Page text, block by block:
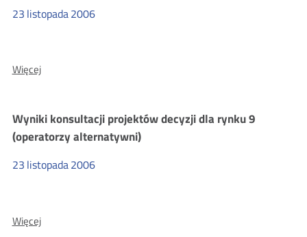
rynku
1
23 listopada2006
WięcejO:
postanowienia
dla
rynku
Wyniki konsultacji projektów decyzji dla rynku 9
(operatorzy alternatywni)
23 listopada2006
WięcejO: